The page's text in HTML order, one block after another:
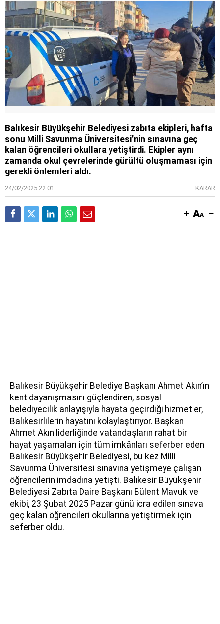
Balıkesir Büyükşehir Belediyesi zabıta ekipleri, hafta
sonu Milli Savunma Üniversitesi’nin sınavına geç
kalan öğrencileri okullara yetiştirdi. Ekipler aynı
zamanda okul çevrelerinde gürültü oluşmaması için
gerekli önlemleri aldı.
24/02/2025 22:01 KARAR
Balıkesir Büyükşehir Belediye Başkanı Ahmet Akın’ın
kent dayanışmasını güçlendiren, sosyal
belediyecilik anlayışıyla hayata geçirdiği hizmetler,
Balıkesirlilerin hayatını kolaylaştırıyor. Başkan
Ahmet Akın liderliğinde vatandaşların rahat bir
hayat yaşamaları için tüm imkânları seferber eden
Balıkesir Büyükşehir Belediyesi, bu kez Milli
Savunma Üniversitesi sınavına yetişmeye çalışan
öğrencilerin imdadına yetişti. Balıkesir Büyükşehir
Belediyesi Zabıta Daire Başkanı Bülent Mavuk ve
ekibi, 23 Şubat 2025 Pazar günü icra edilen sınava
geç kalan öğrencileri okullarına yetiştirmek için
seferber oldu.